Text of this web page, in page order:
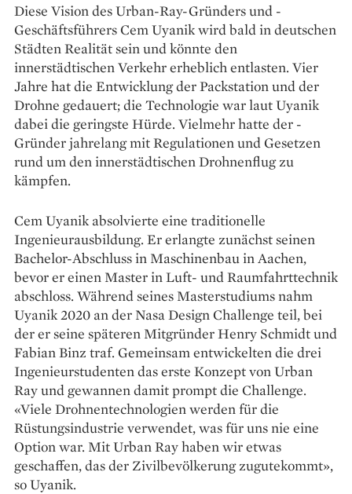
Diese Vision des Urban-Ray-Gründers und -
Geschäftsführers Cem Uyanik wird bald in deutschen
Städten Realität sein und könnte den
innerstädtischen Verkehr erheblich entlasten. Vier
Jahre hat die Entwicklung der Packstation und der
Drohne gedauert; die Technologie war laut Uyanik
dabei die geringste Hürde. Vielmehr hatte der ­
Gründer jahrelang mit Regulationen und Gesetzen
rund um den innerstädtischen Drohnenflug zu
kämpfen.
Cem Uyanik absolvierte eine traditionelle
Ingenieurausbildung. Er erlangte zunächst seinen
Bachelor-Abschluss in Maschinenbau in Aachen,
bevor er einen Master in Luft- und Raumfahrttechnik
abschloss. Während seines Masterstudiums nahm
Uyanik 2020 an der Nasa Design Challenge teil, bei
der er seine späteren Mitgründer Henry Schmidt und
Fabian Binz traf. Gemeinsam entwickelten die drei
Ingenieurstudenten das erste Konzept von Urban
Ray und gewannen damit prompt die Challenge.
«Viele Drohnen­technologien werden für die
Rüstungsindustrie verwendet, was für uns nie eine
Option war. Mit Urban Ray haben wir etwas
geschaffen, das der Zivilbevölkerung zugute­kommt»,
so Uyanik.